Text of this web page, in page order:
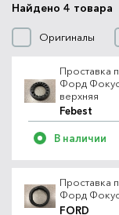
Найдено 4 товара
Оригиналы
Проставка
Форд
верхняя
Febest
В наличии
Проставка
Форд
FORD